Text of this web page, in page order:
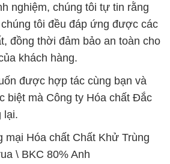
nghiệm, chúng tôi tự tin rằng
tôi đều đáp ứng được các
đồng thời đảm bảo an toàn cho
khách hàng.
được hợp tác cùng bạn và
biệt mà Công ty Hóa chất Đắc
lại.
mại Hóa chất Chất Khử Trùng
\ BKC 80% Anh